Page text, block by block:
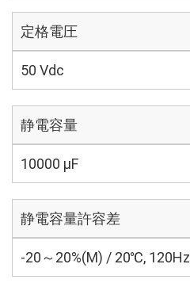
定格電圧
50 Vdc
静電容量
10000 µF
静電容量許容差
-20～20%(M) / 20℃, 120Hz